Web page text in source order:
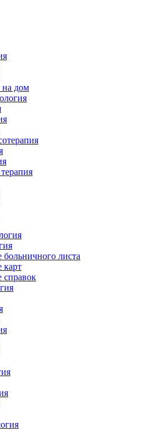
на дом
листа
карт